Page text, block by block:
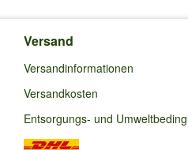
Versand
Versandinformationen
Versandkosten
Entsorgungs- und